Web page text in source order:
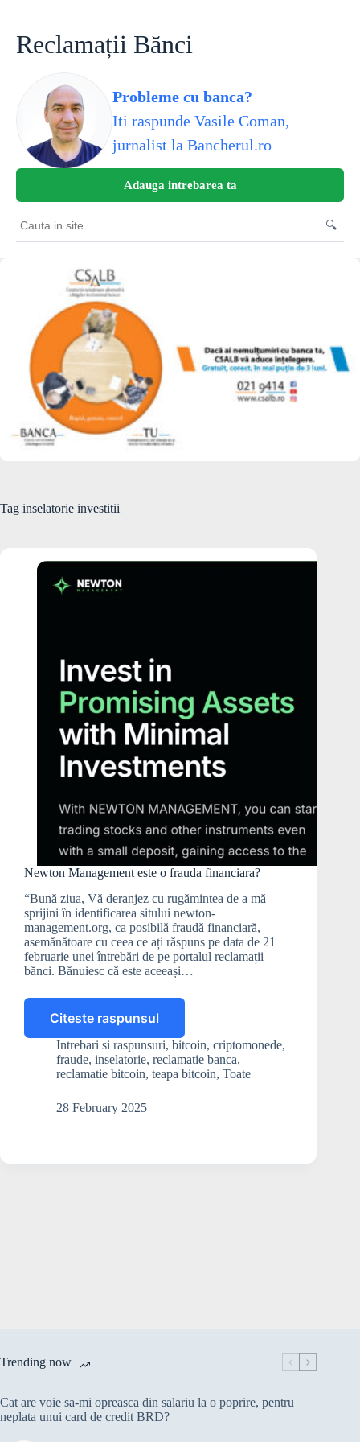
contentReclamații Bănci
Probleme cu banca?
Iti raspunde Vasile Coman,
jurnalist la Bancherul.ro
Adauga intrebarea ta
Cauta
in
🔍
Tag inselatorie investitii
Newton Management este o frauda financiara?
“Bună ziua, Vă deranjez cu rugămintea de a mă
sprijini în identificarea sitului newton-
management.org, ca posibilă fraudă financiară,
asemănătoare cu ceea ce ați răspuns pe data de 21
februarie unei întrebări de pe portalul reclamații
bănci. Bănuiesc că este aceeași…
Citeste raspunsul
Newton
Management
este
o
financiara?
Intrebari si raspunsuri, bitcoin, criptomonede,
fraude, inselatorie, reclamatie banca,
reclamatie bitcoin, teapa bitcoin, Toate
28 February 2025
Trending now
Cat are voie sa-mi opreasca din salariu la o poprire, pentru
neplata unui card de credit BRD?